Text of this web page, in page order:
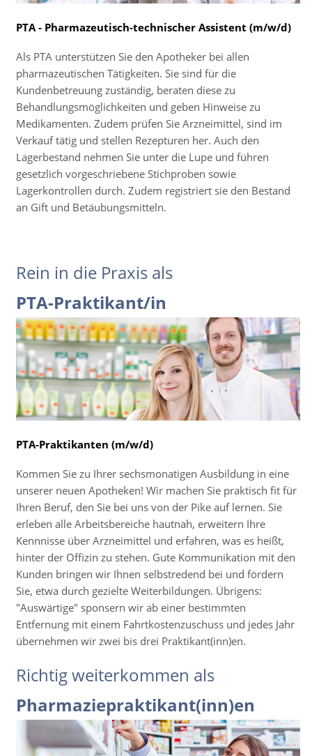
PTA - Pharmazeutisch-technischer Assistent (m/w/d)
Als PTA unterstützen Sie den Apotheker bei allen
pharmazeutischen Tätigkeiten. Sie sind für die
Kundenbetreuung zuständig, beraten diese zu
Behandlungsmöglichkeiten und geben Hinweise zu
Medikamenten. Zudem prüfen Sie Arzneimittel, sind im
Verkauf tätig und stellen Rezepturen her. Auch den
Lagerbestand nehmen Sie unter die Lupe und führen
gesetzlich vorgeschriebene Stichproben sowie
Lagerkontrollen durch. Zudem registriert sie den Bestand
an Gift und Betäubungsmitteln.
Rein in die Praxis als
PTA-Praktikant/in
PTA-Praktikanten (m/w/d)
Kommen Sie zu Ihrer sechsmonatigen Ausbildung in eine
unserer neuen Apotheken! Wir machen Sie praktisch fit für
Ihren Beruf, den Sie bei uns von der Pike auf lernen. Sie
erleben alle Arbeitsbereiche hautnah, erweitern Ihre
Kennnisse über Arzneimittel und erfahren, was es heißt,
hinter der Offizin zu stehen. Gute Kommunikation mit den
Kunden bringen wir Ihnen selbstredend bei und fördern
Sie, etwa durch gezielte Weiterbildungen. Übrigens:
"Auswärtige" sponsern wir ab einer bestimmten
Entfernung mit einem Fahrtkostenzuschuss und jedes Jahr
übernehmen wir zwei bis drei Praktikant(inn)en.
Richtig weiterkommen als
Pharmaziepraktikant(inn)en